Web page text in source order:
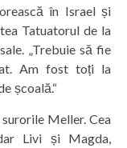
în Israel și
Tatuatorul de la
„Trebuie să fie
Am fost toți la
școală.“
Meller. Cea
Livi și Magda,